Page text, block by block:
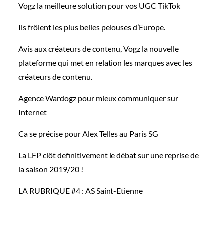
Vogz la meilleure solution pour vos UGC TikTok
Ils frôlent les plus belles pelouses d’Europe.
Avis aux créateurs de contenu, Vogz la nouvelle
plateforme qui met en relation les marques avec les
créateurs de contenu.
Agence Wardogz pour mieux communiquer sur
Internet
Ca se précise pour Alex Telles au Paris SG
La LFP clôt definitivement le débat sur une reprise de
la saison 2019/20 !
LA RUBRIQUE #4 : AS Saint-Etienne